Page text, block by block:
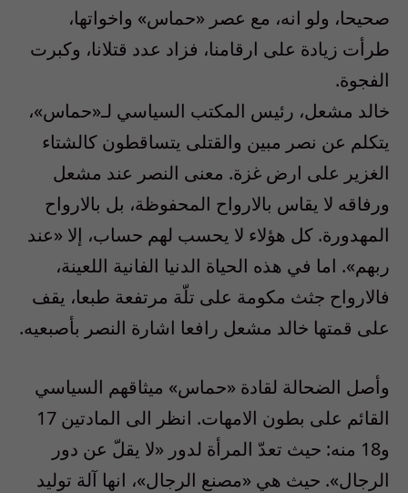
صحيحا، ولو انه، مع عصر «حماس» واخواتها،
طرأت زيادة على ارقامنا، فزاد عدد قتلانا، وكبرت
الفجوة.
خالد مشعل، رئيس المكتب السياسي لـ«حماس»،
يتكلم عن نصر مبين والقتلى يتساقطون كالشتاء
الغزير على ارض غزة. معنى النصر عند مشعل
ورفاقه لا يقاس بالارواح المحفوظة، بل بالارواح
المهدورة. كل هؤلاء لا يحسب لهم حساب، إلا «عند
ربهم». اما في هذه الحياة الدنيا الفانية اللعينة،
فالارواح جثث مكومة على تلّة مرتفعة طبعا، يقف
على قمتها خالد مشعل رافعا اشارة النصر بأصبعيه.
وأصل الضحالة لقادة «حماس» ميثاقهم السياسي
القائم على بطون الامهات. انظر الى المادتين 17
و18 منه: حيث تعدّ المرأة لدور «لا يقلّ عن دور
الرجال». حيث هي «مصنع الرجال»، انها آلة توليد